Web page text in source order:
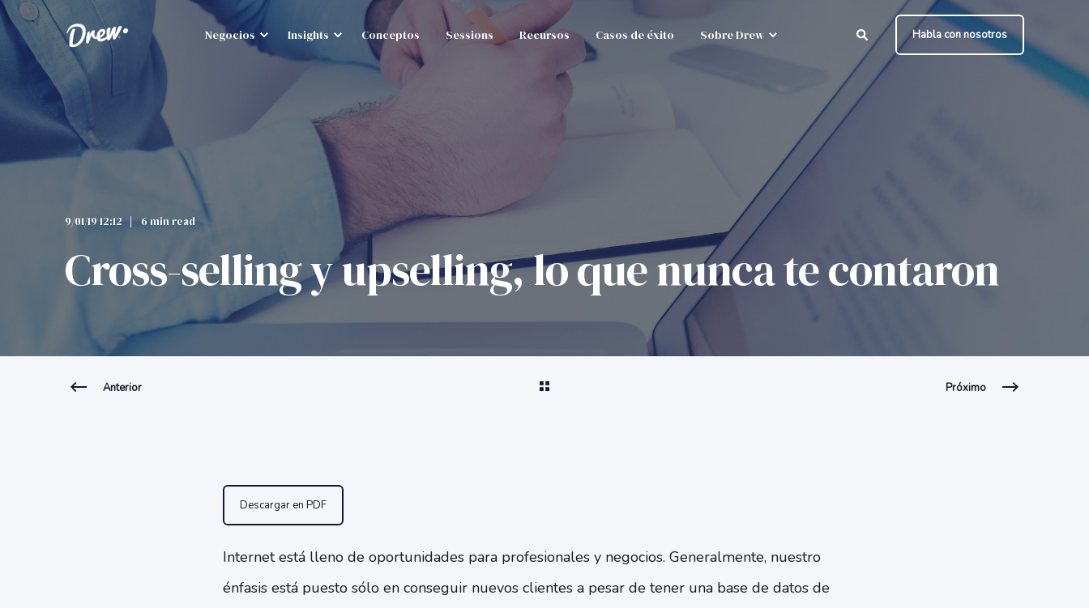
Negocios Insights Conceptos Sessions Recursos Casos de éxito Sobre Drew Habla con nosotros
9/01/19 12:12 6 min read
Cross-selling y upselling, lo que nunca te contaron
Anterior Próximo
Descargar en PDF
Internet está lleno de oportunidades para profesionales y negocios. Generalmente, nuestro
énfasis está puesto sólo en conseguir nuevos clientes a pesar de tener una base de datos de